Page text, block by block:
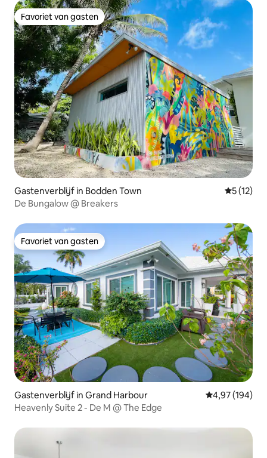
Favoriet van gasten
Favoriet van gasten
Gastenverblijf in Bodden Town
5 (12)
De Bungalow @ Breakers
Favoriet van gasten
Favoriet van gasten
Gastenverblijf in Grand Harbour Gemiddelde
4,97 (194)
Heavenly Suite 2 - De M @ The Edge